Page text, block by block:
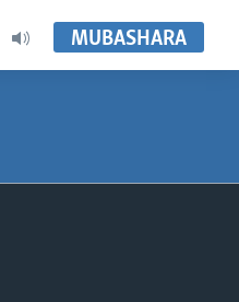
MUBASHARA